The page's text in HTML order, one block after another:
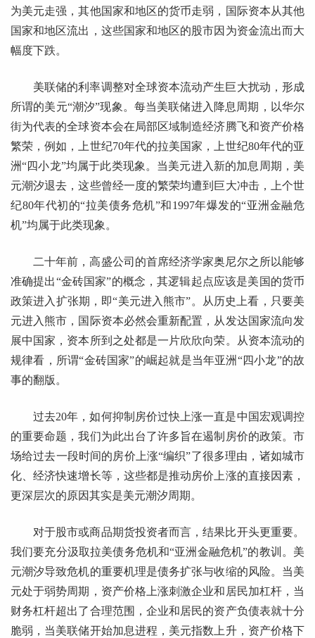
为美元走强，其他国家和地区的货币走弱，国际资本从其他
国家和地区流出，这些国家和地区的股市因为资金流出而大
幅度下跌。
美联储的利率调整对全球资本流动产生巨大扰动，形成
所谓的美元“潮汐”现象。每当美联储进入降息周期，以华尔
街为代表的全球资本会在局部区域制造经济腾飞和资产价格
繁荣，例如，上世纪70年代的拉美国家，上世纪80年代的亚
洲“四小龙”均属于此类现象。当美元进入新的加息周期，美
元潮汐退去，这些曾经一度的繁荣均遭到巨大冲击，上个世
纪80年代初的“拉美债务危机”和1997年爆发的“亚洲金融危
机”均属于此类现象。
二十年前，高盛公司的首席经济学家奥尼尔之所以能够
准确提出“金砖国家”的概念，其逻辑起点应该是美国的货币
政策进入扩张期，即“美元进入熊市”。从历史上看，只要美
元进入熊市，国际资本必然会重新配置，从发达国家流向发
展中国家，资本所到之处都是一片欣欣向荣。从资本流动的
规律看，所谓“金砖国家”的崛起就是当年亚洲“四小龙”的故
事的翻版。
过去20年，如何抑制房价过快上涨一直是中国宏观调控
的重要命题，我们为此出台了许多旨在遏制房价的政策。市
场给过去一段时间的房价上涨“编织”了很多理由，诸如城市
化、经济快速增长等，这些都是推动房价上涨的直接因素，
更深层次的原因其实是美元潮汐周期。
对于股市或商品期货投资者而言，结果比开头更重要。
我们要充分汲取拉美债务危机和“亚洲金融危机”的教训。美
元潮汐导致危机的重要机理是债务扩张与收缩的风险。当美
元处于弱势周期，资产价格上涨刺激企业和居民加杠杆，当
财务杠杆超出了合理范围，企业和居民的资产负债表就十分
脆弱，当美联储开始加息进程，美元指数上升，资产价格下